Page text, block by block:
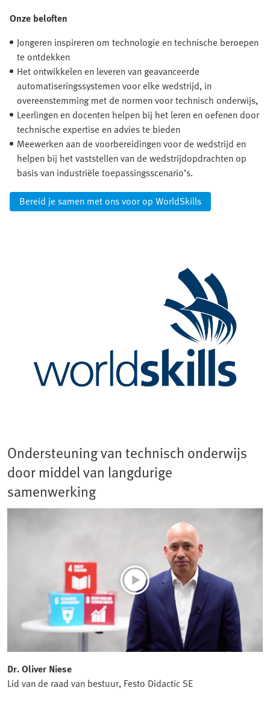
Onze beloften
Jongeren inspireren om technologie en technische beroepen
te ontdekken
Het ontwikkelen en leveren van geavanceerde
automatiseringssystemen voor elke wedstrijd, in
overeenstemming met de normen voor technisch onderwijs,
Leerlingen en docenten helpen bij het leren en oefenen door
technische expertise en advies te bieden
Meewerken aan de voorbereidingen voor de wedstrijd en
helpen bij het vaststellen van de wedstrijdopdrachten op
basis van industriële toepassingsscenario’s.
Bereid je samen met ons voor op WorldSkills
Ondersteuning van technisch onderwijs
door middel van langdurige
samenwerking
Dr. Oliver Niese
Lid van de raad van bestuur, Festo Didactic SE